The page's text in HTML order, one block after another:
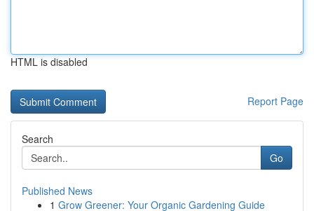
HTML is disabled
Report Page
Search
Go
Published News
1 Grow Greener: Your Organic Gardening Guide